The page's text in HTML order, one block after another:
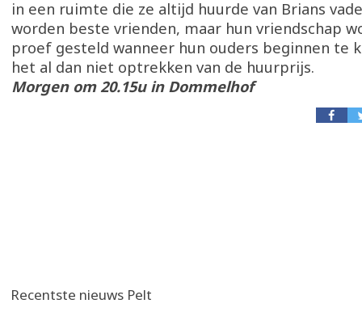
in een ruimte die ze altijd huurde van Brians
worden beste vrienden, maar hun vriendschap
proef gesteld wanneer hun ouders beginnen te
het al dan niet optrekken van de huurprijs.
Morgen om 20.15u in Dommelhof
Recentste nieuws Pelt